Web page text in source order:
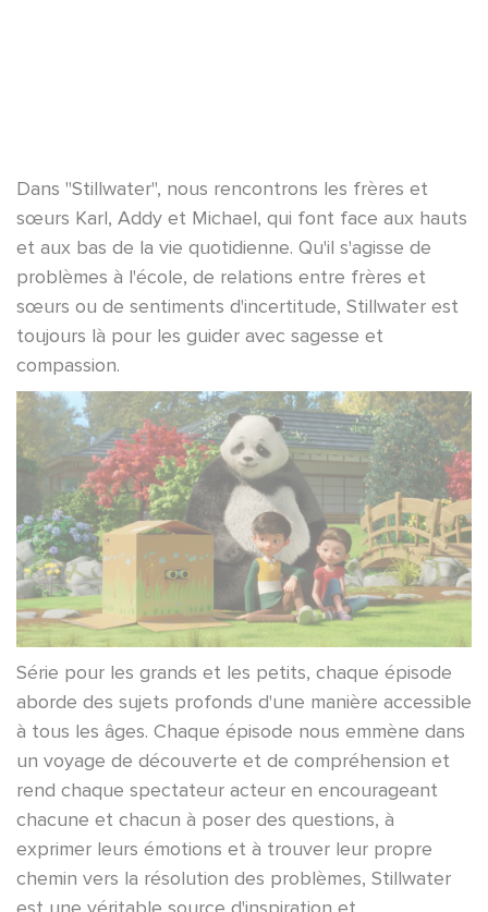
Dans "Stillwater", nous rencontrons les frères et
sœurs Karl, Addy et Michael, qui font face aux hauts
et aux bas de la vie quotidienne. Qu'il s'agisse de
problèmes à l'école, de relations entre frères et
sœurs ou de sentiments d'incertitude, Stillwater est
toujours là pour les guider avec sagesse et
compassion.
Série pour les grands et les petits, chaque épisode
aborde des sujets profonds d'une manière accessible
à tous les âges. Chaque épisode nous emmène dans
un voyage de découverte et de compréhension et
rend chaque spectateur acteur en encourageant
chacune et chacun à poser des questions, à
exprimer leurs émotions et à trouver leur propre
chemin vers la résolution des problèmes, Stillwater